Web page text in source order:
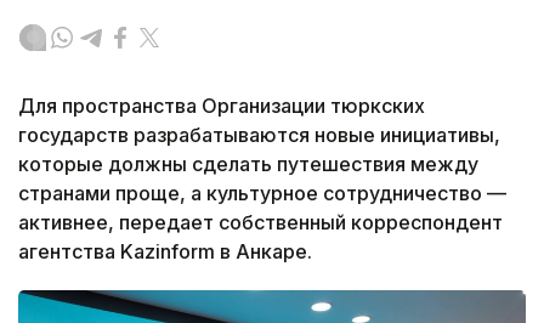
Для пространства Организации тюркских
государств разрабатываются новые инициативы,
которые должны сделать путешествия между
странами проще, а культурное сотрудничество —
активнее, передает собственный корреспондент
агентства Kazinform в Анкаре.